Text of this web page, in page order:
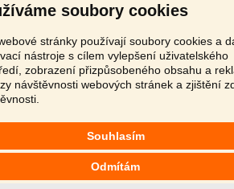
soubory cookies
stránky používají soubory cookies a
nástroje s cílem vylepšení uživatelského
zobrazení přizpůsobeného obsahu a
návštěvnosti webových stránek a zjištění
Souhlasím
Odmítám